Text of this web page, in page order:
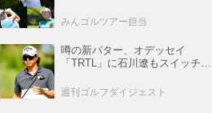
メント観戦ガイド】
みんゴルツアー担当
噂の新パター、オデッセイ
「TRTL」に石川遼もスイッチ！
績上昇中
週刊ゴルフダイジェスト